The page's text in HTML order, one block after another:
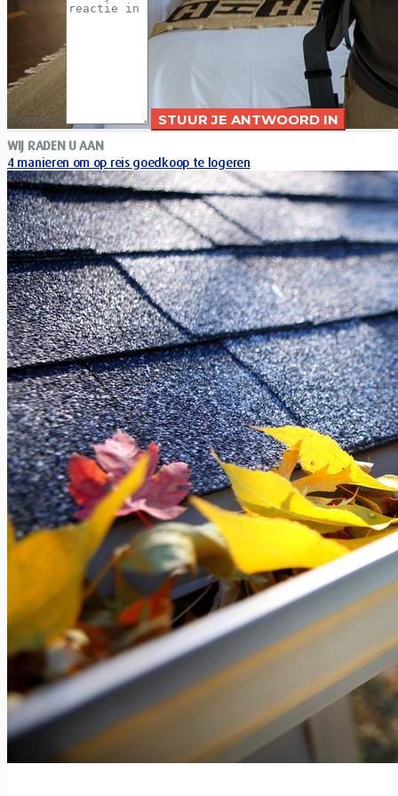
4 manieren om op reis goedkoop te logeren
Xavier Van Caneghem 0
Onze globetrotters, geven ons vanuit hun reiservaring 4
manieren om tijdens een rondreis goedkoop te logeren....
Comment
WIJ RADEN U AAN